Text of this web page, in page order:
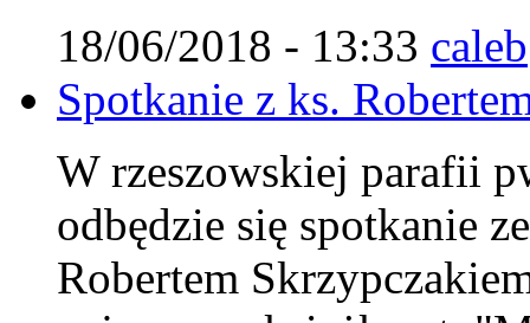
18/06/2018 - 13:33 caleb
Spotkanie z ks.
W rzeszowskiej parafii
odbędzie się spotkanie
Robertem